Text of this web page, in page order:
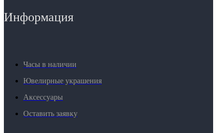
Информация
Часы в наличии
Ювелирные украшения
Аксессуары
Оставить заявку